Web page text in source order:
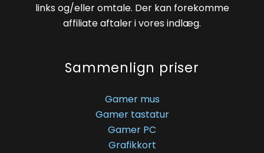
links og/eller omtale. Der kan forekomme
affiliate aftaler i vores indlæg.
Sammenlign priser
Gamer mus
Gamer tastatur
Gamer PC
Grafikkort